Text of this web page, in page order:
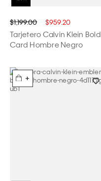
$1,199.00 $959.20
Tarjetero Calvin Klein Bold
Card Hombre Negro
+